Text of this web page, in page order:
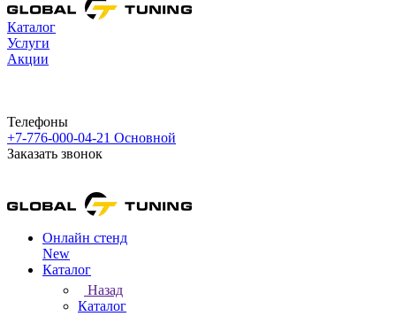
Каталог
Услуги
Акции
Телефоны
+7-776-000-04-21 Основной
Заказать звонок
Онлайн стенд
New
Каталог
Назад
Каталог